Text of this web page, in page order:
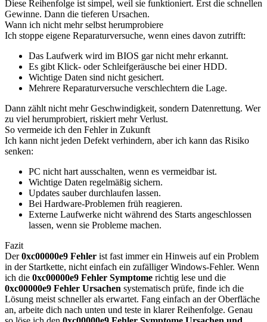
Diese Reihenfolge ist simpel, weil sie funktioniert. Erst die schnellen
Gewinne. Dann die tieferen Ursachen.
Wann ich nicht mehr selbst herumprobiere
Ich stoppe eigene Reparaturversuche, wenn eines davon zutrifft:
Das Laufwerk wird im BIOS gar nicht mehr erkannt.
Es gibt Klick- oder Schleifgeräusche bei einer HDD.
Wichtige Daten sind nicht gesichert.
Mehrere Reparaturversuche verschlechtern die Lage.
Dann zählt nicht mehr Geschwindigkeit, sondern Datenrettung. Wer
zu viel herumprobiert, riskiert mehr Verlust.
So vermeide ich den Fehler in Zukunft
Ich kann nicht jeden Defekt verhindern, aber ich kann das Risiko
senken:
PC nicht hart ausschalten, wenn es vermeidbar ist.
Wichtige Daten regelmäßig sichern.
Updates sauber durchlaufen lassen.
Bei Hardware-Problemen früh reagieren.
Externe Laufwerke nicht während des Starts angeschlossen
lassen, wenn sie Probleme machen.
Fazit
Der0xc00000e9 Fehler ist fast immer ein Hinweis auf ein Problem
in der Startkette, nicht einfach ein zufälliger Windows-Fehler. Wenn
ich die 0xc00000e9 Fehler Symptome richtig lese und die
0xc00000e9 Fehler Ursachen systematisch prüfe, finde ich die
Lösung meist schneller als erwartet. Fang einfach an der Oberfläche
an, arbeite dich nach unten und teste in klarer Reihenfolge. Genau